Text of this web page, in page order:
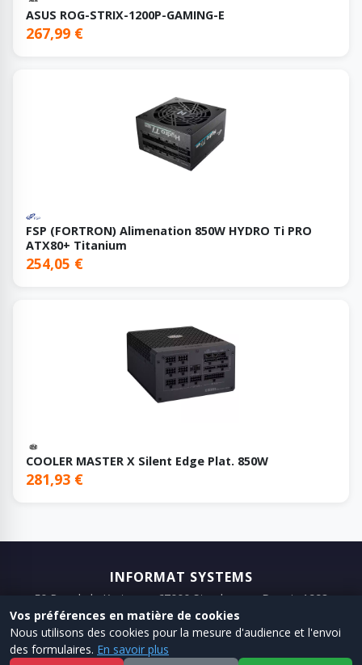
ASUS ROG-STRIX-1200P-GAMING-E
267,99 €
FSP (FORTRON) Alimenation 850W HYDRO Ti PRO
ATX80+ Titanium
254,05 €
COOLER MASTER X Silent Edge Plat. 850W
281,93 €
INFORMAT SYSTEMS
50 Rue de la Krutenau, 67000 Strasbourg · Depuis 1993
📞 03 88 75 98 98 📧 Email
Vos préférences en matière de cookies
Nous utilisons des cookies pour la mesure d'audience et l'envoi
des formulaires. En savoir plus